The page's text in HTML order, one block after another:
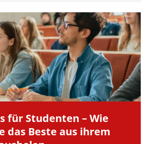
für Studenten – Wie
das Beste aus ihrem